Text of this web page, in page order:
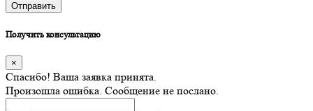
Отправить
Получить консультацию
×
Спасибо! Ваша заявка принята.
Произошла ошибка. Сообщение не послано.